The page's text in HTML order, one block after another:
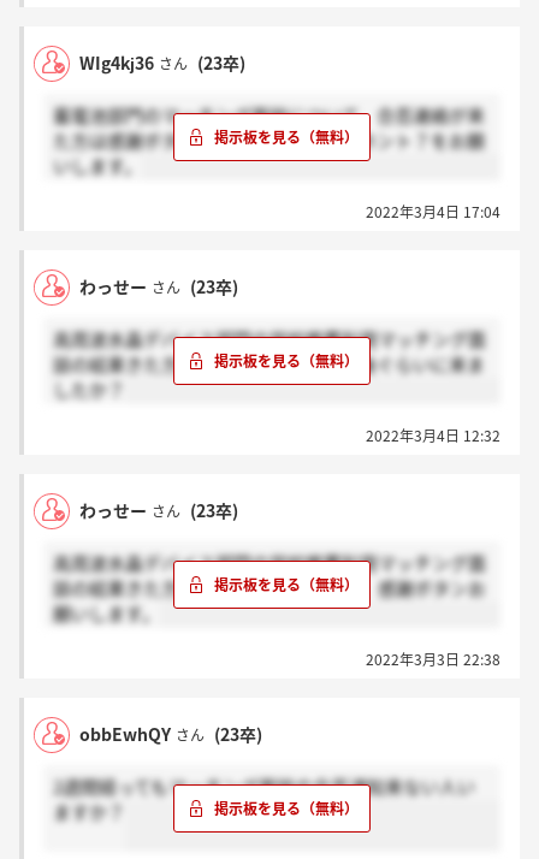
WIg4kj36 さん (23卒)
蓄電池部門のマッチング面談について、合否連絡が来
た方は感謝ボタン、まだ来てない方はホント？をお願
いします。
2022年3月4日 17:04
わっせー さん (23卒)
高周波水晶デバイス部門の学校推薦利用マッチング面
談の結果きた方で、面接してから何日後ぐらいに来ま
したか？
2022年3月4日 12:32
わっせー さん (23卒)
高周波水晶デバイス部門の学校推薦利用マッチング面
談の結果きた方いらっしゃいましたら、感謝ボタンお
願いします。
2022年3月3日 22:38
obbEwhQY さん (23卒)
2週間経ってもマッチング面談の合否通知来ない人い
ますか？